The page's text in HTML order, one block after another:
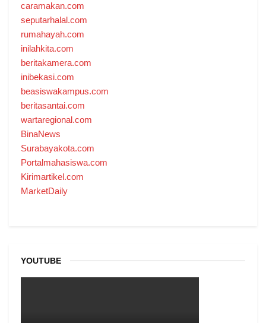
caramakan.com
seputarhalal.com
rumahayah.com
inilahkita.com
beritakamera.com
inibekasi.com
beasiswakampus.com
beritasantai.com
wartaregional.com
BinaNews
Surabayakota.com
Portalmahasiswa.com
Kirimartikel.com
MarketDaily
YOUTUBE